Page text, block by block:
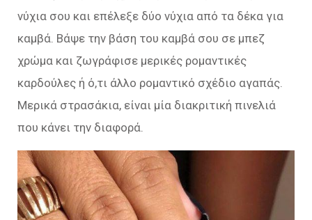
νύχια σου και επέλεξε δύο νύχια από τα δέκα για
καμβά. Βάψε την βάση του καμβά σου σε μπεζ
χρώμα και ζωγράφισε μερικές ρομαντικές
καρδούλες ή ό,τι άλλο ρομαντικό σχέδιο αγαπάς.
Μερικά στρασάκια, είναι μία διακριτική πινελιά
που κάνει την διαφορά.